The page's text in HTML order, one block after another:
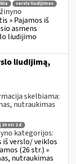
verslo liudijimas
» Pajamos iš
asmens
liudijimo
liudijimą,
skelbiama:
nutraukimas
10 str 2 d
kategorijos:
iš verslo/ veiklos
(26 str.) »
nutraukimas